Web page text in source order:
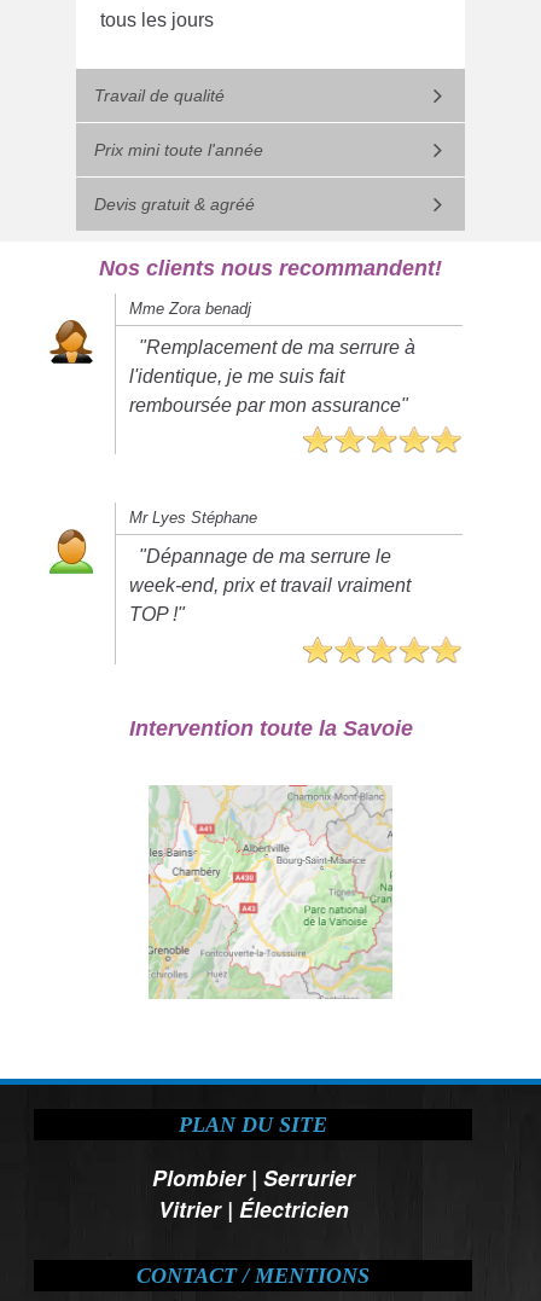
tous les jours
Travail de qualité
Prix mini toute l'année
Devis gratuit & agréé
Nos clients nous recommandent!
Mme Zora benadj
"Remplacement de ma serrure à
l'identique, je me suis fait
remboursée par mon assurance"
Mr Lyes Stéphane
"Dépannage de ma serrure le
week-end, prix et travail vraiment
TOP !"
Intervention toute la Savoie
PLAN DU SITE
Plombier| Serrurier
Vitrier| Électricien
CONTACT / MENTIONS